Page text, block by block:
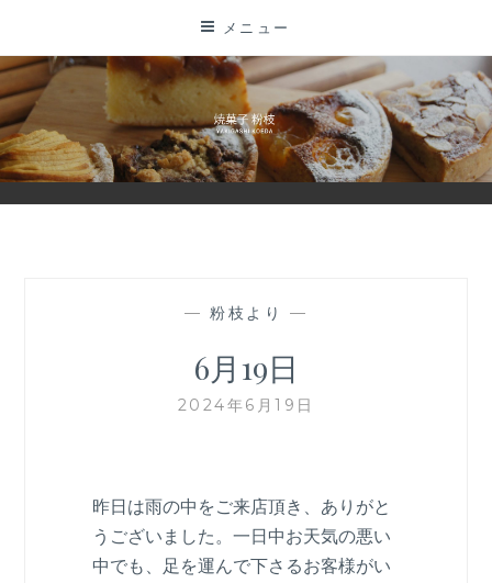
テ
ン
ツ
に
メニュー
— 粉枝より —
6月19日
2024年6月19日
昨日は雨の中をご来店頂き、ありがと
うございました。一日中お天気の悪い
中でも、足を運んで下さるお客様がい